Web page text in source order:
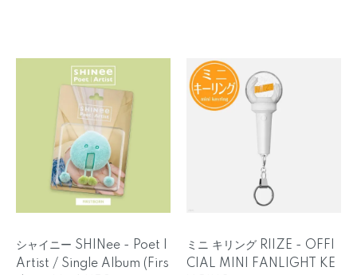
シャイニー SHINee - Poet |
Artist / Single Album (Firs
ミニ キリング RIIZE - OFFI
CIAL MINI FANLIGHT KE